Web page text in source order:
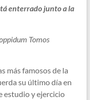
enterrado junto a la
Tomos
más famosos de la
su último día en
estudio y ejercicio